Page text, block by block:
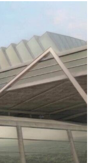
טרנספורמטור קפוט